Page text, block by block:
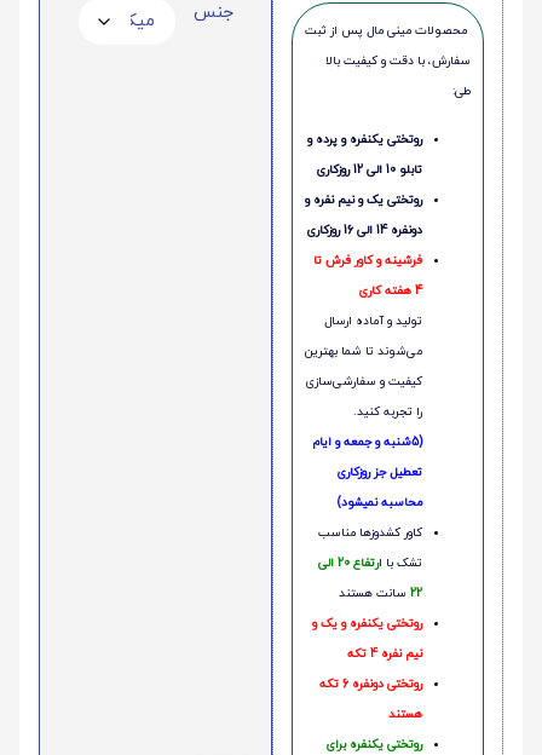
محصولات مینی‌ مال پس از ثبت
سفارش، با دقت و کیفیت بالا
طی:
روتختی یکنفره و پرده و
تابلو 10 الی 12 روزکاری
روتختی یک و نیم نفره و
دونفره 14 الی 16 روزکاری
فرشینه و کاور فرش تا
4 هفته کاری
تولید و آماده ارسال
می‌شوند تا شما بهترین
کیفیت و سفارشی‌سازی
را تجربه کنید.
(5شنبه و جمعه و ایام
تعطیل جز روزکاری
محاسبه نمیشود)
کاور کشدوزها مناسب
تشک با ا
رتفاع 20 الی
22 سانت هستند
روتختی یکنفره و یک و
نیم نفره 4 تکه
روتختی دونفره 6 تکه
هستند
روتختی یکنفره برای
جنس